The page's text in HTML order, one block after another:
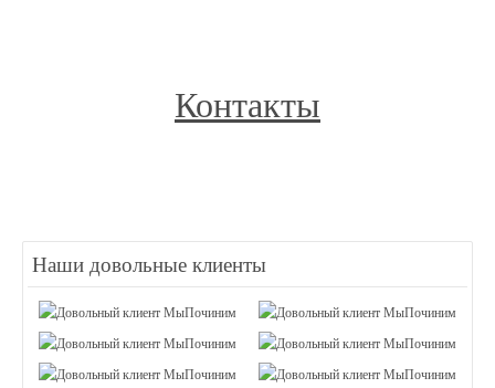
Контакты
Наши довольные клиенты